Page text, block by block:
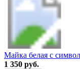
Майка белая с
1 350 руб.